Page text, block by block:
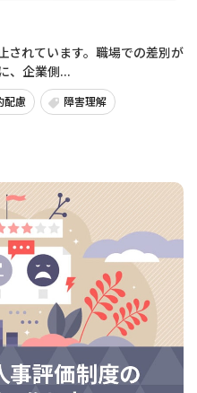
されています。職場での差別が
、企業側...
配慮 障害理解